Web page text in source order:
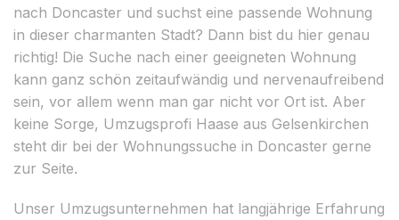
nach Doncaster und suchst eine passende Wohnung
in dieser charmanten Stadt? Dann bist du hier genau
richtig! Die Suche nach einer geeigneten Wohnung
kann ganz schön zeitaufwändig und nervenaufreibend
sein, vor allem wenn man gar nicht vor Ort ist. Aber
keine Sorge, Umzugsprofi Haase aus Gelsenkirchen
steht dir bei der Wohnungssuche in Doncaster gerne
zur Seite.
Unser Umzugsunternehmen hat langjährige Erfahrung